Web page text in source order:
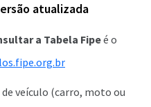
atualizada
a Tabela Fipeé o
veículo (carro, moto ou